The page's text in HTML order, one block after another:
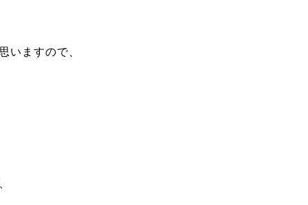
いますので、